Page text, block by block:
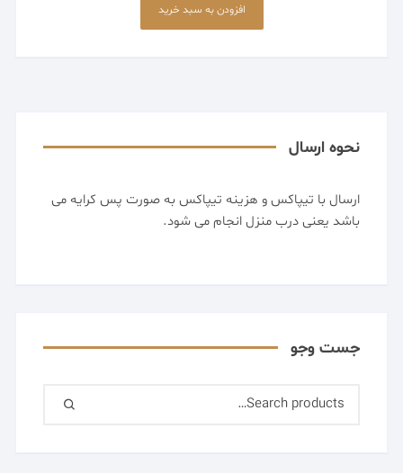
افزودن به سبد خرید
نحوه ارسال
ارسال با تیپاکس و هزینه تیپاکس به صورت پس کرایه می
باشد یعنی درب منزل انجام می شود.
جست وجو